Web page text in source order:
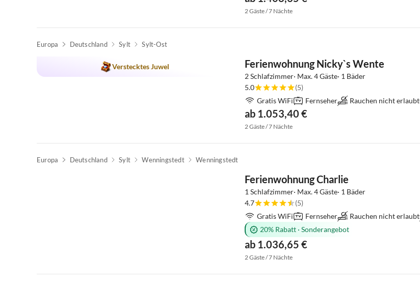
2 Gäste / 7 Nächte
Europa Deutschland Sylt Sylt-Ost
Verstecktes Juwel Ferienwohnung Nicky`s Wente
2 Schlafzimmer· Max. 4 Gäste· 1 Bäder
5.0
(5)
Gratis WiFi
Fernseher Rauchen nicht erlaubt
ab 1.053,40 €
2 Gäste / 7 Nächte
Europa Deutschland Sylt Wenningstedt Wenningstedt
Ferienwohnung Charlie
1 Schlafzimmer· Max. 4 Gäste· 1 Bäder
4.7
(5)
Gratis WiFi
Fernseher Rauchen nicht erlaubt
20% Rabatt · Sonderangebot
ab 1.036,65 €
2 Gäste / 7 Nächte